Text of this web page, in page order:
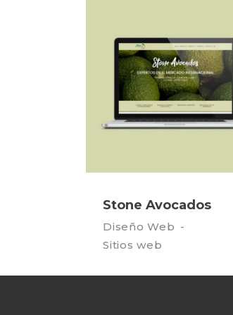
Stone Avocados
Diseño Web
Sitios web